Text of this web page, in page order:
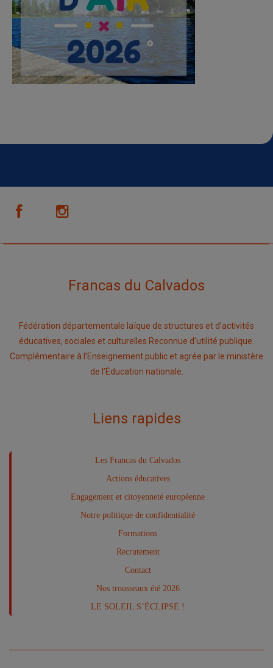
Francas du Calvados
Fédération départementale laïque de structures et d’activités
éducatives, sociales et culturelles Reconnue d’utilité publique.
Complémentaire à l’Enseignement public et agrée par le ministère
de l’Éducation nationale.
Liens rapides
Les Francas du Calvados
Actions éducatives
Engagement et citoyenneté européenne
Notre politique de confidentialité
Formations
Recrutement
Contact
Nos trousseaux été 2026
LE SOLEIL S’ÉCLIPSE !